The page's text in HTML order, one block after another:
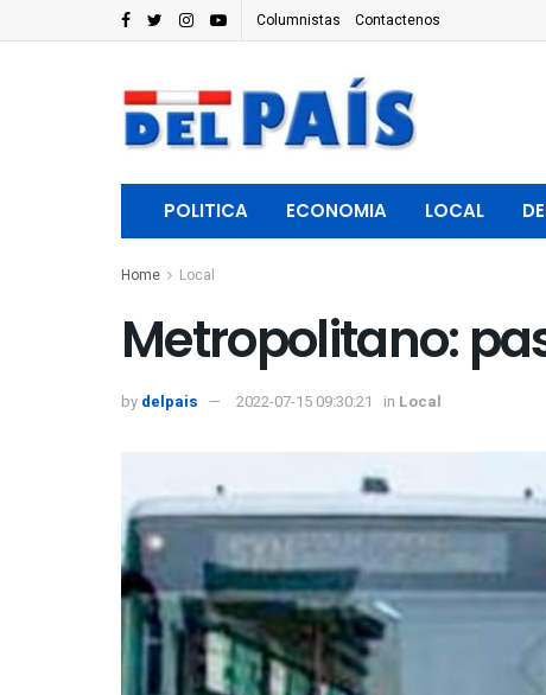
Columnistas Contactenos
POLITICA ECONOMIA LOCAL
Home Local
Metropolitano:
by delpais 2022-07-15 09:30:21 in Local